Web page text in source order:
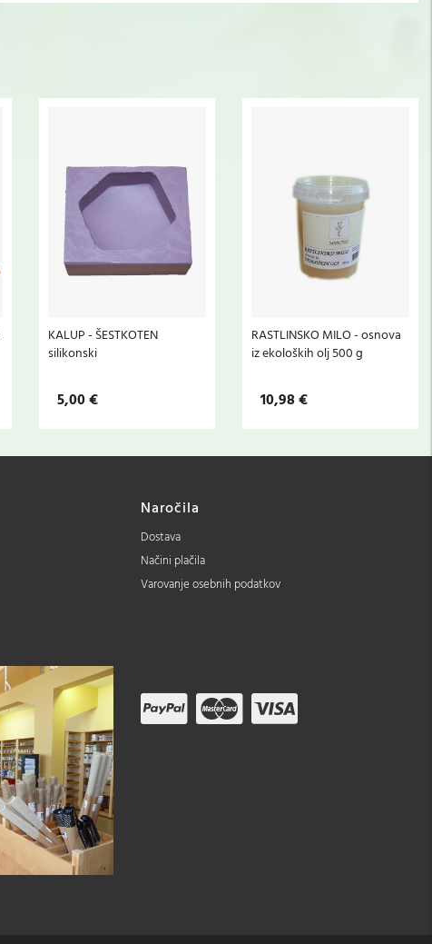
KALUP - ŠESTKOTEN
silikonski
5,00 €
RASTLINSKO MILO - osnova
iz ekoloških olj 500 g
10,98 €
Naročila
Dostava
Načini plačila
Varovanje osebnih podatkov